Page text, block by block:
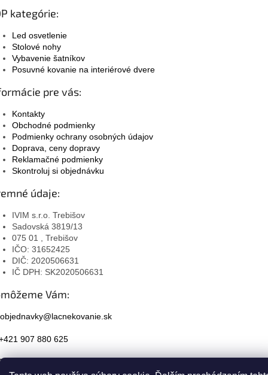
kategórie:
Led osvetlenie
Stolové nohy
Vybavenie šatníkov
Posuvné kovanie na interiérové dvere
pre vás:
Kontakty
Obchodné podmienky
Podmienky ochrany osobných údajov
Doprava, ceny dopravy
Reklamačné podmienky
Skontroluj si objednávku
údaje:
IVIM s.r.o. Trebišov
Sadovská 3819/13
075 01 , Trebišov
IČO: 31652425
DIČ: 2020506631
IČ DPH: SK2020506631
Vám:
objednavky@lacnekovanie.sk
907 880 625